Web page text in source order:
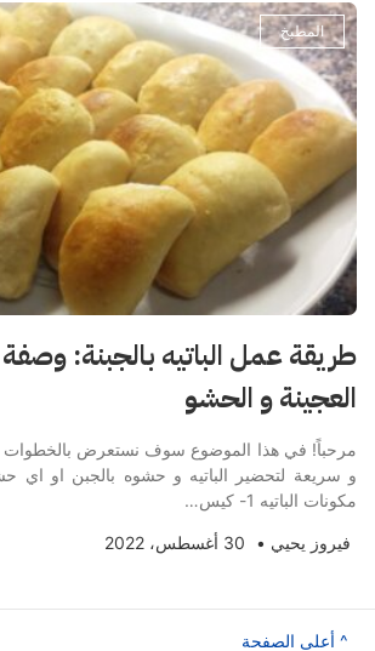
المطبخ
طريقة عمل الباتيه بالجبنة:
العجينة و الحشو
مرحباً! في هذا الموضوع سوف نستعرض بالخطوات
و سريعة لتحضير الباتيه و حشوه بالجبن او اي
مكونات الباتيه 1- كيس…
فيروز يحيي • 30 أغسطس، 2022
^ أعلى الصفحة